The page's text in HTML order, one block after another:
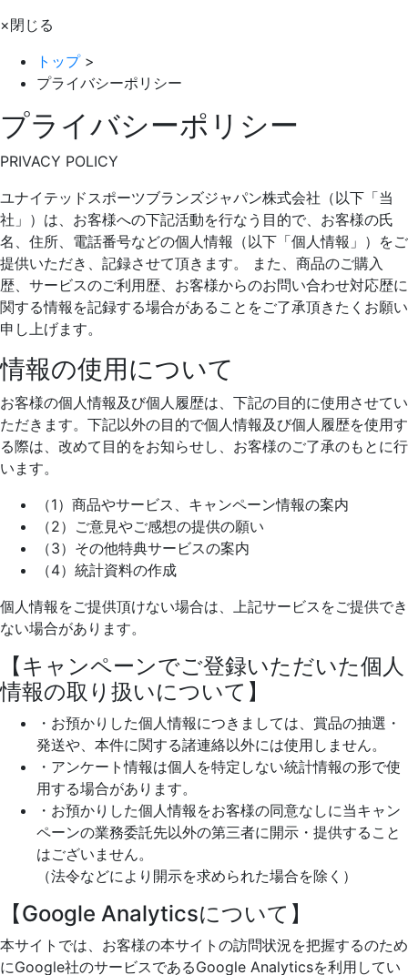
×閉じる
トップ>
プライバシーポリシー
プライバシーポリシー
PRIVACY POLICY
ユナイテッドスポーツブランズジャパン株式会社（以下「当
社」）は、お客様への下記活動を行なう目的で、お客様の氏
名、住所、電話番号などの個人情報（以下「個人情報」）をご
提供いただき、記録させて頂きます。 また、商品のご購入
歴、サービスのご利用歴、お客様からのお問い合わせ対応歴に
関する情報を記録する場合があることをご了承頂きたくお願い
申し上げます。
情報の使用について
お客様の個人情報及び個人履歴は、下記の目的に使用させてい
ただきます。下記以外の目的で個人情報及び個人履歴を使用す
る際は、改めて目的をお知らせし、お客様のご了承のもとに行
います。
（1）商品やサービス、キャンペーン情報の案内
（2）ご意見やご感想の提供の願い
（3）その他特典サービスの案内
（4）統計資料の作成
個人情報をご提供頂けない場合は、上記サービスをご提供でき
ない場合があります。
【キャンペーンでご登録いただいた個人
情報の取り扱いについて】
・お預かりした個人情報につきましては、賞品の抽選・
発送や、本件に関する諸連絡以外には使用しません。
・アンケート情報は個人を特定しない統計情報の形で使
用する場合があります。
・お預かりした個人情報をお客様の同意なしに当キャン
ペーンの業務委託先以外の第三者に開示・提供すること
はございません。
（法令などにより開示を求められた場合を除く）
【Google Analyticsについて】
本サイトでは、お客様の本サイトの訪問状況を把握するのため
にGoogle社のサービスであるGoogle Analyticsを利用してい